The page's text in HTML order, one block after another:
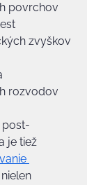
povrchov
zvyškov
rozvodov
post-
je tiež